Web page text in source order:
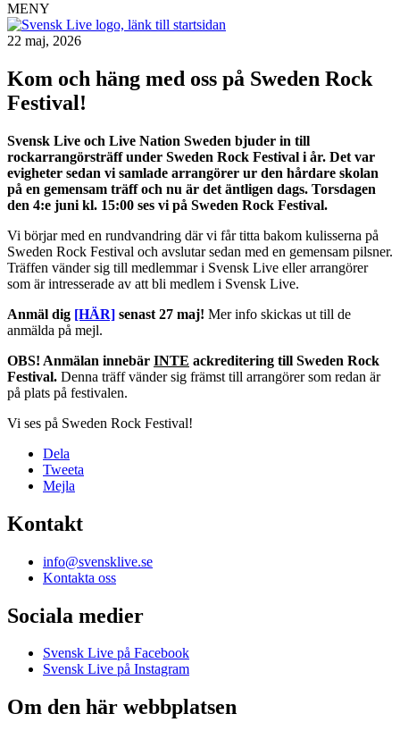
MENY
22 maj, 2026
Kom och häng med oss på Sweden Rock
Festival!
Svensk Live och Live Nation Sweden bjuder in till
rockarrangörsträff under Sweden Rock Festival i år. Det var
evigheter sedan vi samlade arrangörer ur den hårdare skolan
på en gemensam träff och nu är det äntligen dags. Torsdagen
den 4:e juni kl. 15:00 ses vi på Sweden Rock Festival.
Vi börjar med en rundvandring där vi får titta bakom kulisserna på
Sweden Rock Festival och avslutar sedan med en gemensam pilsner.
Träffen vänder sig till medlemmar i Svensk Live eller arrangörer
som är intresserade av att bli medlem i Svensk Live.
Anmäl dig [HÄR] senast 27 maj! Mer info skickas ut till de
anmälda på mejl.
OBS! Anmälan innebär INTE ackreditering till Sweden Rock
Festival. Denna träff vänder sig främst till arrangörer som redan är
på plats på festivalen.
Vi ses på Sweden Rock Festival!
Dela
Tweeta
Mejla
Kontakt
info@svensklive.se
Kontakta oss
Sociala medier
Svensk Live på Facebook
Svensk Live på Instagram
Om den här webbplatsen